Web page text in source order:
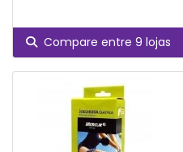
Compare entre 9 lojas